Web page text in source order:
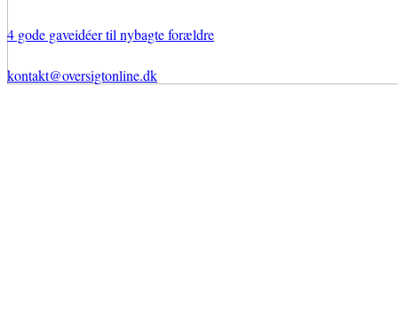
4 gode gaveidéer til nybagte forældre
kontakt@oversigtonline.dk